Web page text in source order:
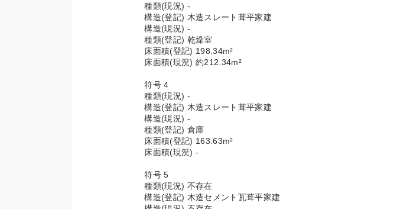
種類(現況) -
構造(登記) 木造スレート葺平家建
構造(現況) -
種類(登記) 乾燥室
床面積(登記) 198.34m²
床面積(現況) 約212.34m²
符号 4
種類(現況) -
構造(登記) 木造スレート葺平家建
構造(現況) -
種類(登記) 倉庫
床面積(登記) 163.63m²
床面積(現況) -
符号 5
種類(現況) 不存在
構造(登記) 木造セメント瓦葺平家建